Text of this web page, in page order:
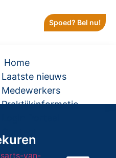
Spoed? Bel nu!
Home
Laatste nieuws
Medewerkers
Praktijkinformatie